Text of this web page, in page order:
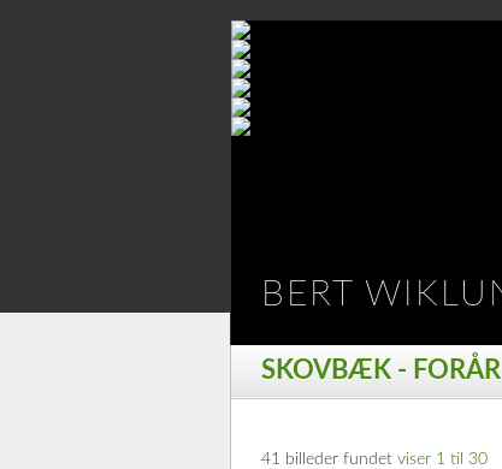
BERT
SKOVBÆK - FORÅR
41 billeder fundet viser 1 til 30